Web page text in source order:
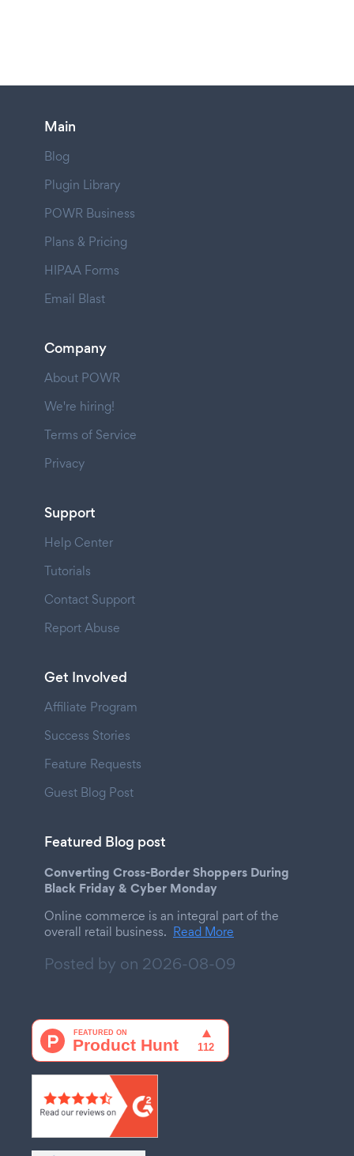
Main
Blog
Plugin Library
POWR Business
Plans & Pricing
HIPAA Forms
Email Blast
Company
About POWR
We're hiring!
Terms of Service
Privacy
Support
Help Center
Tutorials
Contact Support
Report Abuse
Get Involved
Affiliate Program
Success Stories
Feature Requests
Guest Blog Post
Featured Blog post
Converting Cross-Border Shoppers During
Black Friday & Cyber Monday
Online commerce is an integral part of the
overall retail business. Read More
Posted by on 2026-08-09